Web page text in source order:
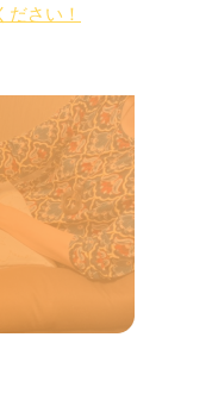
さい！